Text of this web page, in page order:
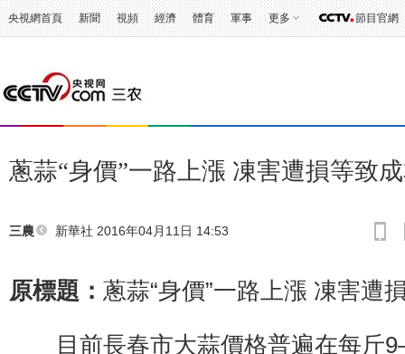
央視網首頁 新聞 視頻 經濟 體育 軍事 更多 節目官網
蔥蒜“身價”一路上漲 凍害遭損等致
三農 新華社 2016年04月11日 14:53
原標題： 蔥蒜“身價”一路上漲 凍害遭
目前長春市大蒜價格普遍在每斤